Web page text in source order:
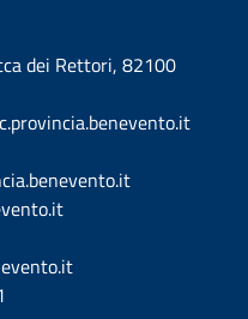
dei Rettori, 82100